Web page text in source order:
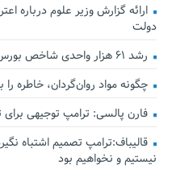
ارائه گزارش وزیر علوم درباره
دولت
رشد ۶۱ هزار واحدی شاخص بورس
چگونه مواد روان‌گردان، خاطره
فارن پالسی: ترامپ توجیهی برای
قالیباف:ترامپ تصمیم اشتباه
نیستیم و نخواهیم بود